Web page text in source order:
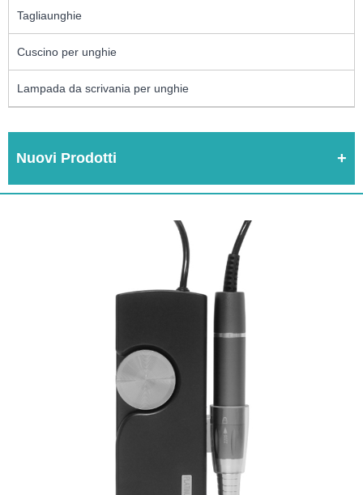
Tagliaunghie
Cuscino per unghie
Lampada da scrivania per unghie
Nuovi Prodotti